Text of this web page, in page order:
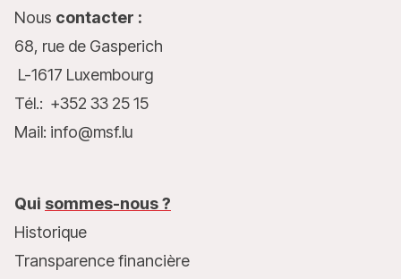
Nous contacter :
68, rue de Gasperich
L-1617 Luxembourg
Tél.: +352 33 25 15
Mail: info@msf.lu
Qui sommes-nous ?
Historique
Transparence financière